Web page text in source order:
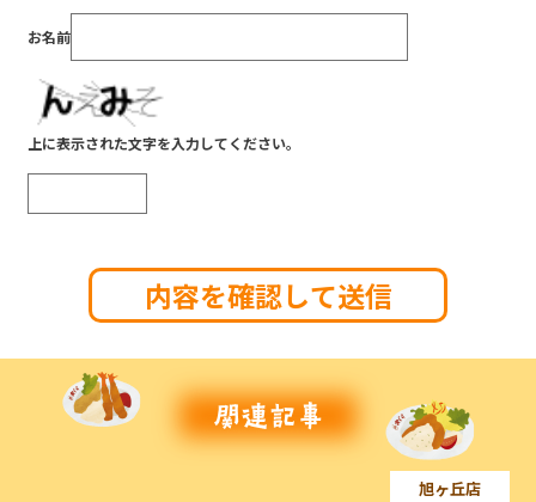
お名前
上に表示された文字を入力してください。
旭ヶ丘店